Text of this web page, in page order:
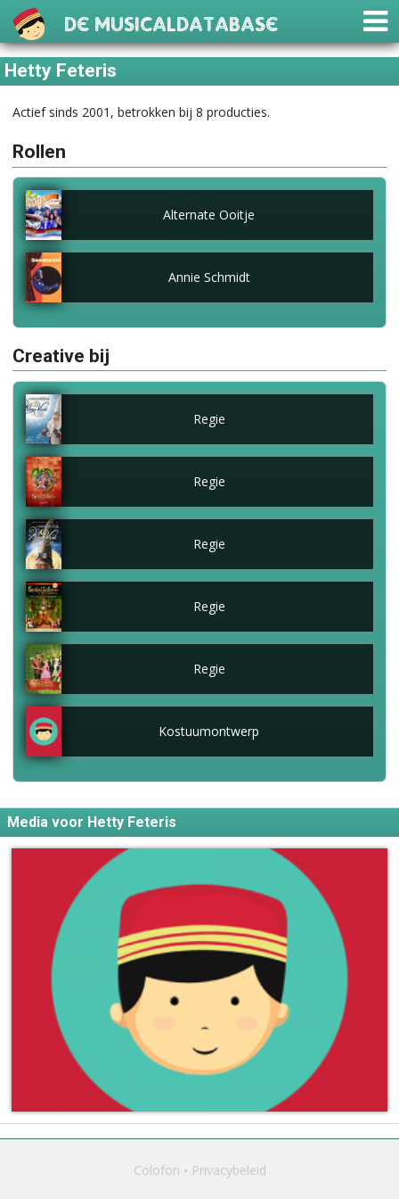
De Musicaldatabase
Hetty Feteris
Actief sinds 2001, betrokken bij 8 producties.
Rollen
Alternate Ooitje
Annie Schmidt
Creative bij
Regie
Regie
Regie
Regie
Regie
Kostuumontwerp
Media voor Hetty Feteris
Colofon Privacybeleid